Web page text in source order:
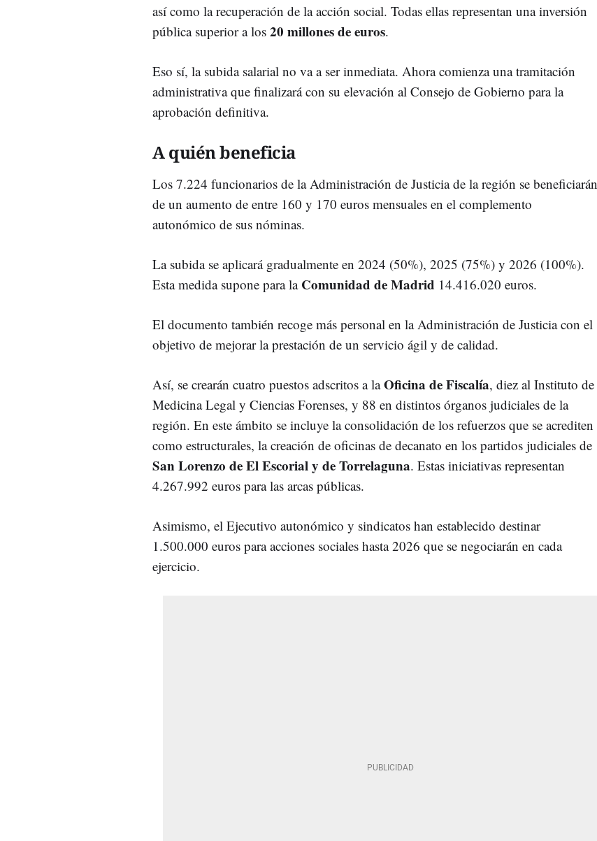
así como la recuperación de la acción social. Todas ellas representan una inversión
pública superior a los 20 millones de euros.
Eso sí, la subida salarial no va a ser inmediata. Ahora comienza una tramitación
administrativa que finalizará con su elevación al Consejo de Gobierno para la
aprobación definitiva.
A quién beneficia
Los 7.224 funcionarios de la Administración de Justicia de la región se beneficiarán
de un aumento de entre 160 y 170 euros mensuales en el complemento
autonómico de sus nóminas.
La subida se aplicará gradualmente en 2024 (50%), 2025 (75%) y 2026 (100%).
Esta medida supone para la Comunidad de Madrid 14.416.020 euros.
El documento también recoge más personal en la Administración de Justicia con el
objetivo de mejorar la prestación de un servicio ágil y de calidad.
Así, se crearán cuatro puestos adscritos a laOficina de Fiscalía, diez al Instituto de
Medicina Legal y Ciencias Forenses, y 88 en distintos órganos judiciales de la
región. En este ámbito se incluye la consolidación de los refuerzos que se acrediten
como estructurales, la creación de oficinas de decanato en los partidos judiciales de
San Lorenzo de El Escorial y de Torrelaguna. Estas iniciativas representan
4.267.992 euros para las arcas públicas.
Asimismo, el Ejecutivo autonómico y sindicatos han establecido destinar
1.500.000 euros para acciones sociales hasta 2026 que se negociarán en cada
ejercicio.